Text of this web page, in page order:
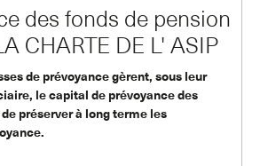
des fonds de pension
CHARTE DE L' ASIP
de prévoyance gèrent, sous leur
le capital de prévoyance des
préserver à long terme les